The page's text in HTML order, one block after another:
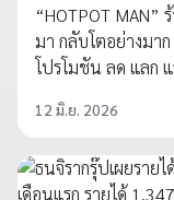
“HOTPOT
มา กลับโตอย่างม
โปรโมชัน ลด แลก แ
12 มิ.ย. 2026